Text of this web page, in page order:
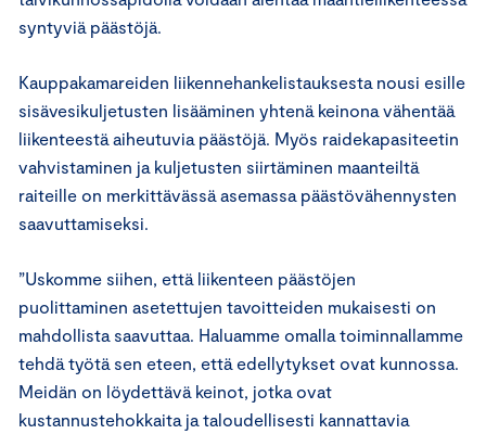
syntyviä päästöjä.
Kauppakamareiden liikennehankelistauksesta nousi esille
sisävesikuljetusten lisääminen yhtenä keinona vähentää
liikenteestä aiheutuvia päästöjä. Myös raidekapasiteetin
vahvistaminen ja kuljetusten siirtäminen maanteiltä
raiteille on merkittävässä asemassa päästövähennysten
saavuttamiseksi.
”Uskomme siihen, että liikenteen päästöjen
puolittaminen asetettujen tavoitteiden mukaisesti on
mahdollista saavuttaa. Haluamme omalla toiminnallamme
tehdä työtä sen eteen, että edellytykset ovat kunnossa.
Meidän on löydettävä keinot, jotka ovat
kustannustehokkaita ja taloudellisesti kannattavia